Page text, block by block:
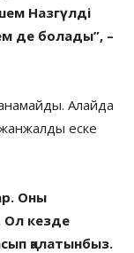
Назгүлді
де болады”, –
Алайда
еске
Оны
Ол кезде
қалатынбыз.